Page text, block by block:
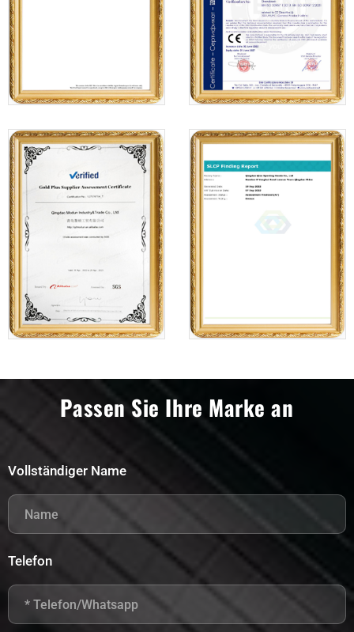
Passen Sie Ihre Marke an
Vollständiger Name
Telefon